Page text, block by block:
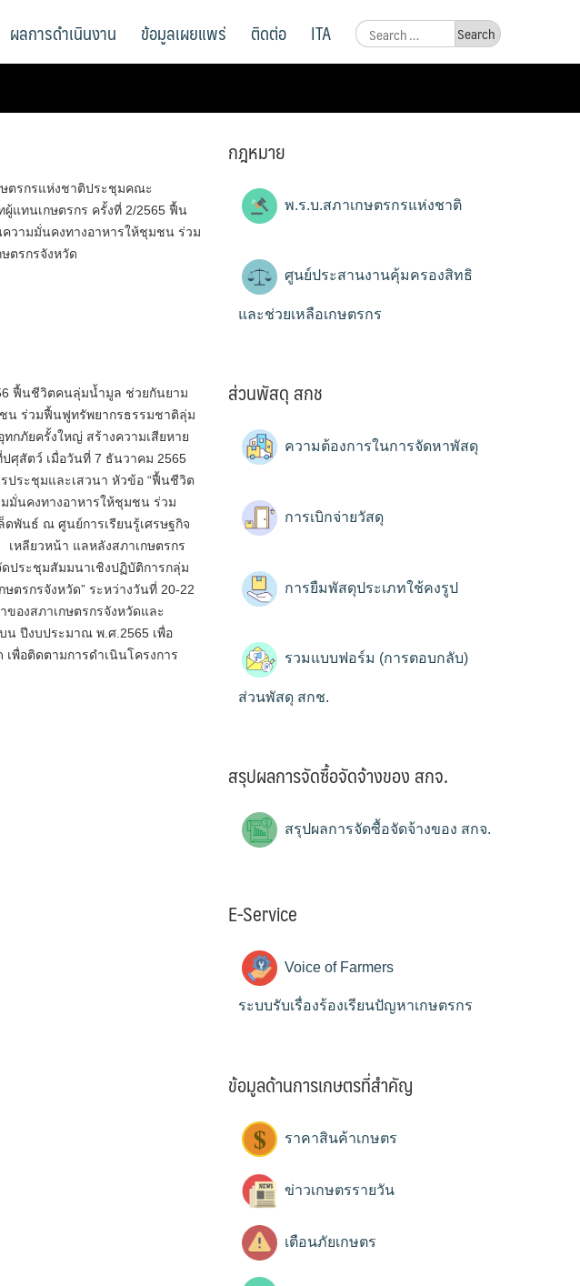
Search
for:
ผลการดำเนินงาน ข้อมูลเผยแพร่ ติดต่อ ITA
ษตรกรแห่งชาติประชุมคณะ
ผู้แทนเกษตรกร ครั้งที่ 2/2565 ฟื้น
ามมั่นคงทางอาหารให้ชุมชน ร่วม
ตรกรจังหวัด
ฟื้นชีวิตคนลุ่มน้ำมูล ช่วยกันยาม
น ร่วมฟื้นฟูทรัพยากรธรรมชาติลุ่ม
ยครั้งใหญ่ สร้างความเสียหาย
ศุสัตว์ เมื่อวันที่ 7 ธันวาคม 2565
ประชุมและเสวนา หัวข้อ “ฟื้นชีวิต
นคงทางอาหารให้ชุมชน ร่วม
พันธ์ ณ ศูนย์การเรียนรู้เศรษฐกิจ
หลียวหน้า แลหลังสภาเกษตรกร
ระชุมสัมมนาเชิงปฏิบัติการกลุ่ม
ตรกรจังหวัด” ระหว่างวันที่ 20-22
องสภาเกษตรกรจังหวัดและ
น ปีงบประมาณ พ.ศ.2565 เพื่อ
เพื่อติดตามการดำเนินโครงการ
กฎหมาย
พ.ร.บ.สภาเกษตรกรแห่งชาติ
ศูนย์ประสานงานคุ้มครองสิทธิ
และช่วยเหลือเกษตรกร
ส่วนพัสดุ สกช
ความต้องการในการจัดหาพัสดุ
การเบิกจ่ายวัสดุ
การยืมพัสดุประเภทใช้คงรูป
รวมแบบฟอร์ม (การตอบกลับ)
ส่วนพัสดุ สกช.
สรุปผลการจัดซื้อจัดจ้างของ สกจ.
สรุปผลการจัดซื้อจัดจ้างของ สกจ.
E-Service
Voice of Farmers
ระบบรับเรื่องร้องเรียนปัญหาเกษตรกร
ข้อมูลด้านการเกษตรที่สำคัญ
ราคาสินค้าเกษตร
ข่าวเกษตรรายวัน
เตือนภัยเกษตร